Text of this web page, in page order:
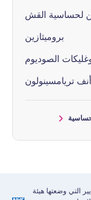
لحساسية القش
بروميثازين
الصوديوم
تريامسينولون
التي وضعتها هيئة